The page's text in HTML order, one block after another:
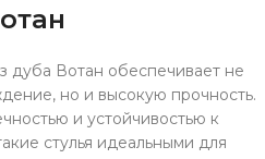
дуба Вотан обеспечивает не
но и высокую прочность.
и устойчивостью к
стулья идеальными для